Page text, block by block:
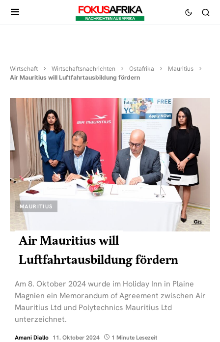
Wirtschaft Wirtschaftsnachrichten Ostafrika
Mauritius
Air Mauritius will Luftfahrtausbildung fördern
MAURITIUS
Air Mauritius will
Luftfahrtausbildung fördern
Am 8. Oktober 2024 wurde im Holiday Inn in Plaine
Magnien ein Memorandum of Agreement zwischen Air
Mauritius Ltd und Polytechnics Mauritius Ltd
unterzeichnet.
Amani Diallo 11. Oktober 2024 1 Minute Lesezeit